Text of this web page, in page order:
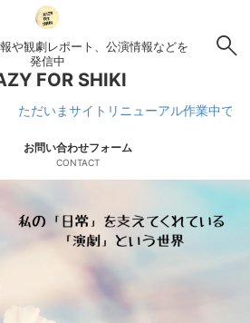
や観劇レポート、公演情報などを
発信中
FOR SHIKI
いまサイトリニューアル作業中です
お問い合わせフォーム
CONTACT